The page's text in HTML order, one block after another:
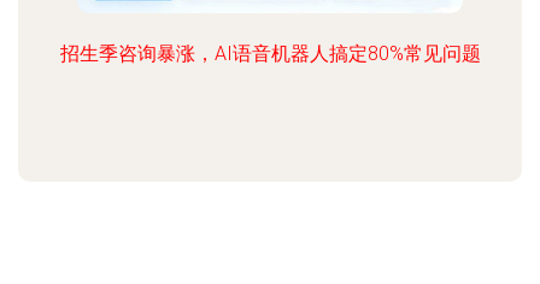
招生季咨询暴涨，AI语音机器人搞定80%常见问题